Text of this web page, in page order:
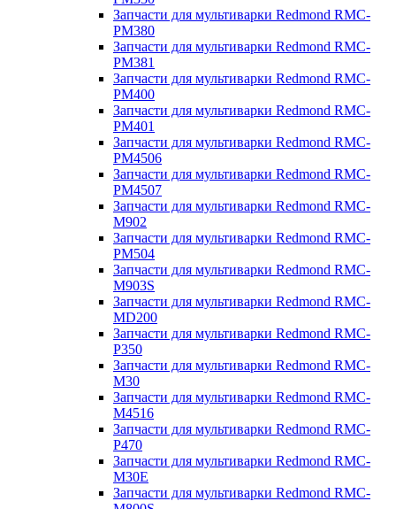
Запчасти для мультиварки Redmond RMC-
PM380
Запчасти для мультиварки Redmond RMC-
PM381
Запчасти для мультиварки Redmond RMC-
PM400
Запчасти для мультиварки Redmond RMC-
PM401
Запчасти для мультиварки Redmond RMC-
PM4506
Запчасти для мультиварки Redmond RMC-
PM4507
Запчасти для мультиварки Redmond RMC-
M902
Запчасти для мультиварки Redmond RMC-
PM504
Запчасти для мультиварки Redmond RMC-
M903S
Запчасти для мультиварки Redmond RMC-
MD200
Запчасти для мультиварки Redmond RMC-
P350
Запчасти для мультиварки Redmond RMC-
M30
Запчасти для мультиварки Redmond RMC-
M4516
Запчасти для мультиварки Redmond RMC-
P470
Запчасти для мультиварки Redmond RMC-
M30E
Запчасти для мультиварки Redmond RMC-